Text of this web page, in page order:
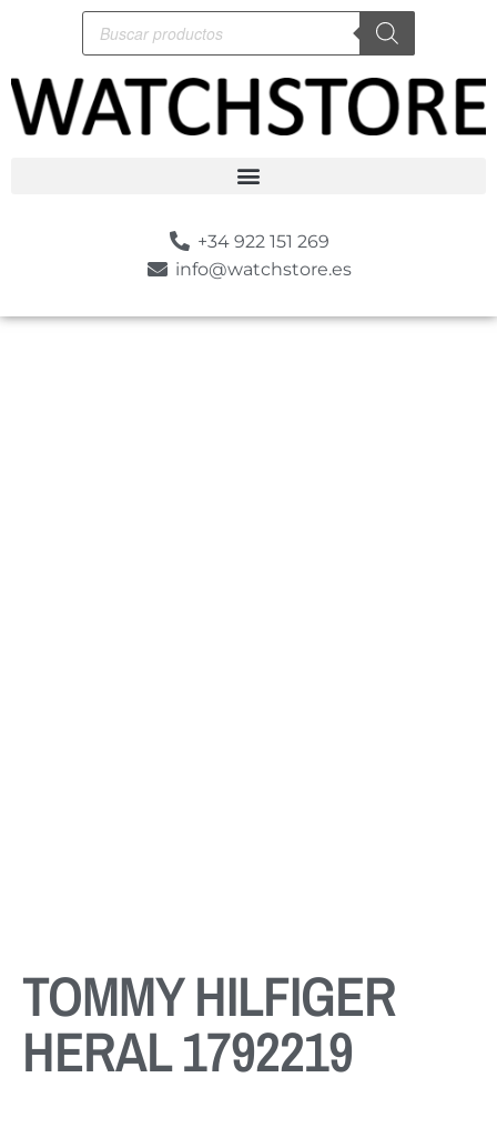
+34 922 151 269
info@watchstore.es
TOMMY HILFIGER
HERAL 1792219